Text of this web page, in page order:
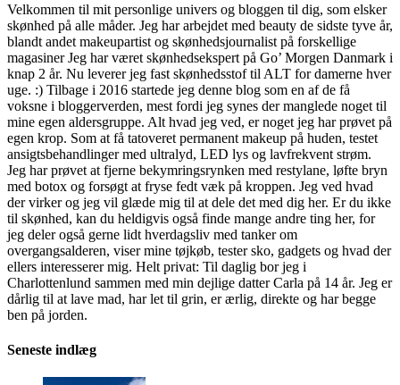
Velkommen til mit personlige univers og bloggen til dig, som elsker
skønhed på alle måder. Jeg har arbejdet med beauty de sidste tyve år,
blandt andet makeupartist og skønhedsjournalist på forskellige
magasiner Jeg har været skønhedsekspert på Go’ Morgen Danmark i
knap 2 år. Nu leverer jeg fast skønhedsstof til ALT for damerne hver
uge. :) Tilbage i 2016 startede jeg denne blog som en af de få
voksne i bloggerverden, mest fordi jeg synes der manglede noget til
mine egen aldersgruppe. Alt hvad jeg ved, er noget jeg har prøvet på
egen krop. Som at få tatoveret permanent makeup på huden, testet
ansigtsbehandlinger med ultralyd, LED lys og lavfrekvent strøm.
Jeg har prøvet at fjerne bekymringsrynken med restylane, løfte bryn
med botox og forsøgt at fryse fedt væk på kroppen. Jeg ved hvad
der virker og jeg vil glæde mig til at dele det med dig her. Er du ikke
til skønhed, kan du heldigvis også finde mange andre ting her, for
jeg deler også gerne lidt hverdagsliv med tanker om
overgangsalderen, viser mine tøjkøb, tester sko, gadgets og hvad der
ellers interesserer mig. Helt privat: Til daglig bor jeg i
Charlottenlund sammen med min dejlige datter Carla på 14 år. Jeg er
dårlig til at lave mad, har let til grin, er ærlig, direkte og har begge
ben på jorden.
Seneste indlæg